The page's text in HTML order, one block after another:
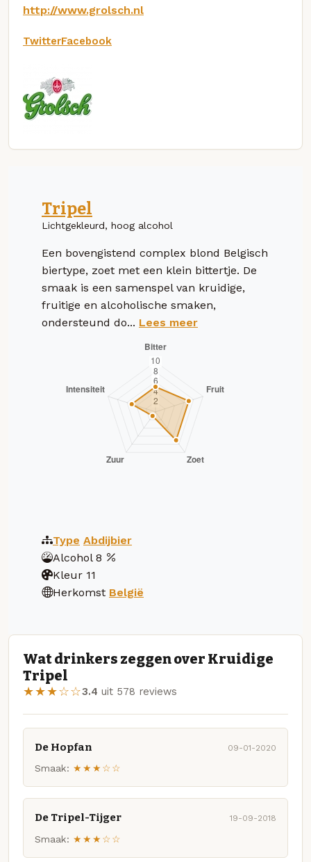
http://www.grolsch.nl
TwitterFacebook
Tripel
Lichtgekleurd, hoog alcohol
Een bovengistend complex blond Belgisch
biertype, zoet met een klein bittertje. De
smaak is een samenspel van kruidige,
fruitige en alcoholische smaken,
ondersteund do... Lees meer
Type Abdijbier
Alcohol 8
Kleur 11
Herkomst België
Wat drinkers zeggen over Kruidige
Tripel
★★★☆☆3.4 uit 578 reviews
De Hopfan 09-01-2020
Smaak: ★★★☆☆
De Tripel-Tijger 19-09-2018
Smaak: ★★★☆☆